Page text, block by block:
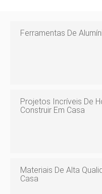
Ferramentas De
Projetos Incríveis De
Construir Em Casa
Materiais De Alta
Casa